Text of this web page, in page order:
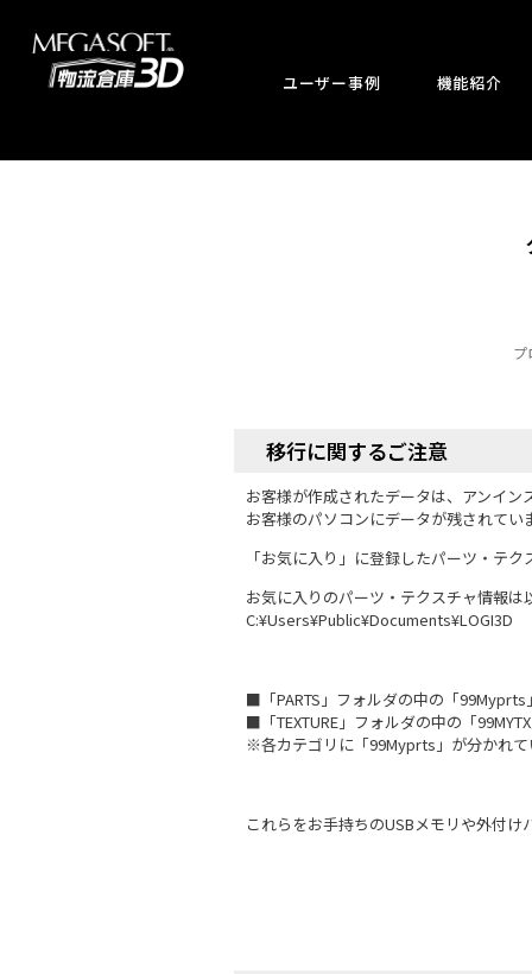
ユーザー事例 機能紹介
プ
移行に関するご注意
お客様が作成されたデータは、アンイン
お客様のパソコンにデータが残されてい
「お気に入り」に登録したパーツ・テ
お気に入りのパーツ・テクスチャ情報は
C:¥Users¥Public¥Documents¥LOGI3D
■「PARTS」フォルダの中の「99Myprts」
■「TEXTURE」フォルダの中の「99MYTX
※各カテゴリに「99Myprts」が分かれて
これらをお手持ちのUSBメモリや外付け